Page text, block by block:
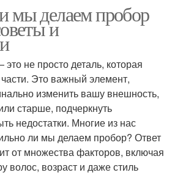
Пробор на общий вид
Пробор на левую
сторону
Пробор на рост
мы делаем пробор
и
не просто деталь, которая
Это важный элемент,
изменить вашу внешность,
старше, подчеркнуть
недостатки. Многие из нас
ли мы делаем пробор? Ответ
от множества факторов, включая
волос, возраст и даже стиль